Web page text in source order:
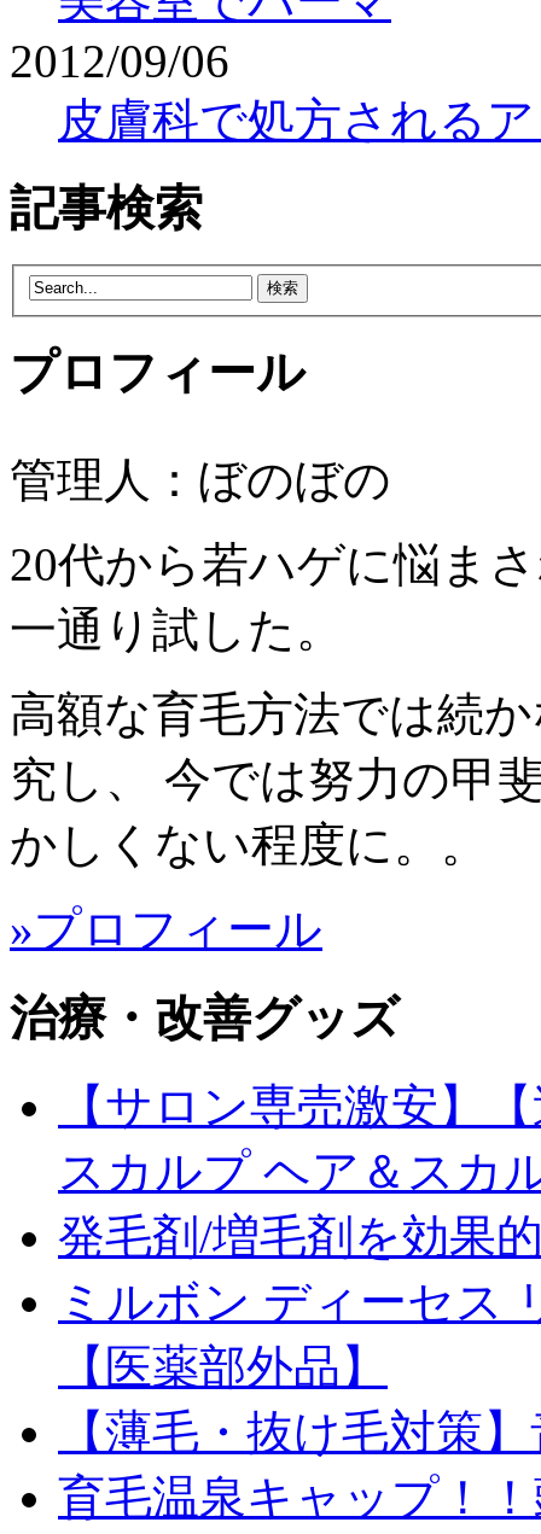
2012/09/06
皮膚科で処方される
記事検索
プロフィール
管理人：ぼのぼの
20代から若ハゲに悩ま
一通り試した。
高額な育毛方法では続
究し、 今では努力の甲
かしくない程度に。。
»プロフィール
治療・改善グッズ
【サロン専売激安】
スカルプ ヘア＆スカ
発毛剤/増毛剤を効果
ミルボン ディーセス
【医薬部外品】
【薄毛・抜け毛対策
育毛温泉キャップ！